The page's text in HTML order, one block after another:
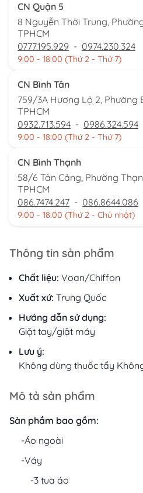
CN Quận 5
8 Nguyễn Thời Trung,
TPHCM
0777.195.929 - 0974.230.324
9:00 - 18:00 (Thứ 2 - Thứ 7)
CN Bình Tân
759/3A Hương Lộ 2, Phường
TPHCM
0932.713.594 - 0986.324.594
9:00 - 18:00 (Thứ 2 - Thứ 7)
CN Bình Thạnh
58/6 Tân Cảng, Phường
TPHCM
086.7474.247 - 086.8644.086
9:00 - 18:00 (Thứ 2 - Chủ nhật)
Thông tin sản phẩm
Chất liệu: Voan/Chiffon
Xuất xứ: Trung Quốc
Hướng dẫn sử dụng:
Giặt tay/giặt máy
Lưu ý:
Không dùng thuốc tẩy
Mô tả sản phẩm
Sản phầm bao gồm:
-Áo ngoài
-Váy
-3 tua áo